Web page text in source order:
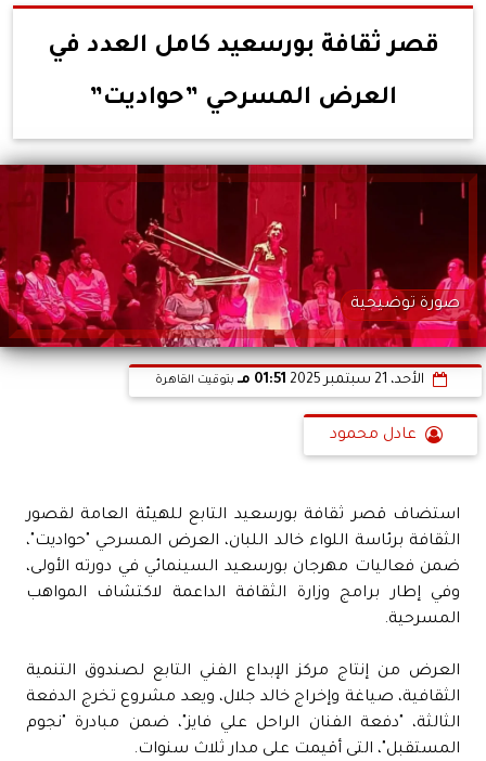
قصر ثقافة بورسعيد كامل العدد في
العرض المسرحي ”حواديت”
صورة توضيحية
الأحد، 21 سبتمبر 2025 01:51 مـ بتوقيت القاهرة
عادل محمود
استضاف قصر ثقافة بورسعيد التابع للهيئة العامة لقصور
الثقافة برئاسة اللواء خالد اللبان، العرض المسرحي "حواديت"،
ضمن فعاليات مهرجان بورسعيد السينمائي في دورته الأولى،
وفي إطار برامج وزارة الثقافة الداعمة لاكتشاف المواهب
المسرحية.
العرض من إنتاج مركز الإبداع الفني التابع لصندوق التنمية
الثقافية، صياغة وإخراج خالد جلال، ويعد مشروع تخرج الدفعة
الثالثة، "دفعة الفنان الراحل علي فايز"، ضمن مبادرة "نجوم
المستقبل"، التى أقيمت على مدار ثلاث سنوات.